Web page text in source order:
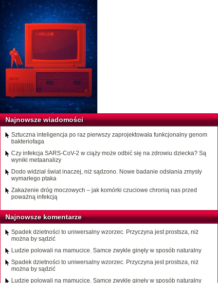
Najnowsze wiadomości
Sztuczna inteligencja po raz pierwszy zaprojektowała funkcjonalny genom
bakteriofaga
Czy infekcja SARS-CoV-2 w ciąży może odbić się na zdrowiu dziecka? Są
wyniki metaanalizy
Dodo widział świat inaczej, niż sądzono. Nowe badanie odsłania zmysły
wymarłego ptaka
Zakażenie dróg moczowych – jak komórki czuciowe chronią nas przed
poważną infekcją
Najnowsze komentarze
Spadek dzietności to uniwersalny wzorzec. Przyczyna jest prostsza, niż
można by sądzić
Ludzie polowali na mamucice. Samce zwykle ginęły w sposób naturalny
Spadek dzietności to uniwersalny wzorzec. Przyczyna jest prostsza, niż
można by sądzić
Ludzie polowali na mamucice. Samce zwykle ginęły w sposób naturalny